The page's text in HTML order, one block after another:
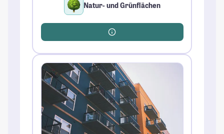
Natur- und Grünflächen